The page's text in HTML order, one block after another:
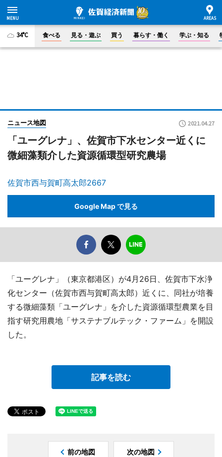
34°C 食べる 見る・遊ぶ 買う 暮らす・働く 学ぶ・知る
ニュース地図 2021.04.27
「ユーグレナ」、佐賀市下水センター近くに
微細藻類介した資源循環型研究農場
佐賀市西与賀町高太郎2667
Google Map で見る
「ユーグレナ」（東京都港区）が4月26日、佐賀市下水浄
化センター（佐賀市西与賀町高太郎）近くに、同社が培養
する微細藻類「ユーグレナ」を介した資源循環型農業を目
指す研究用農地「サステナブルテック・ファーム」を開設
した。
記事を読む
前の地図 次の地図